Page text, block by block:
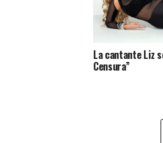
La cantante Liz
Censura”